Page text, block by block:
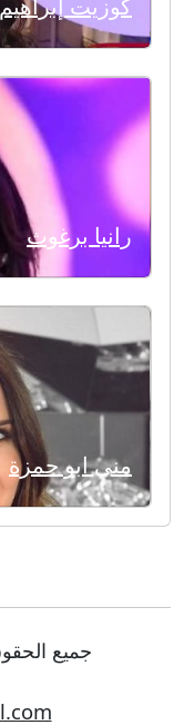
رانيا برغوث
منى ابو حمزة
جميع